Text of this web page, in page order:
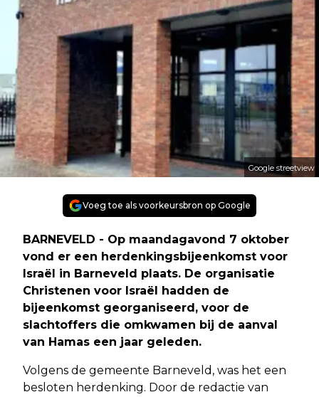
Google streetview
Voeg toe als voorkeursbron op Google
BARNEVELD - Op maandagavond 7 oktober
vond er een herdenkingsbijeenkomst voor
Israël in Barneveld plaats. De organisatie
Christenen voor Israël hadden de
bijeenkomst georganiseerd, voor de
slachtoffers die omkwamen bij de aanval
van Hamas een jaar geleden.
Volgens de gemeente Barneveld, was het een
besloten herdenking. Door de redactie van